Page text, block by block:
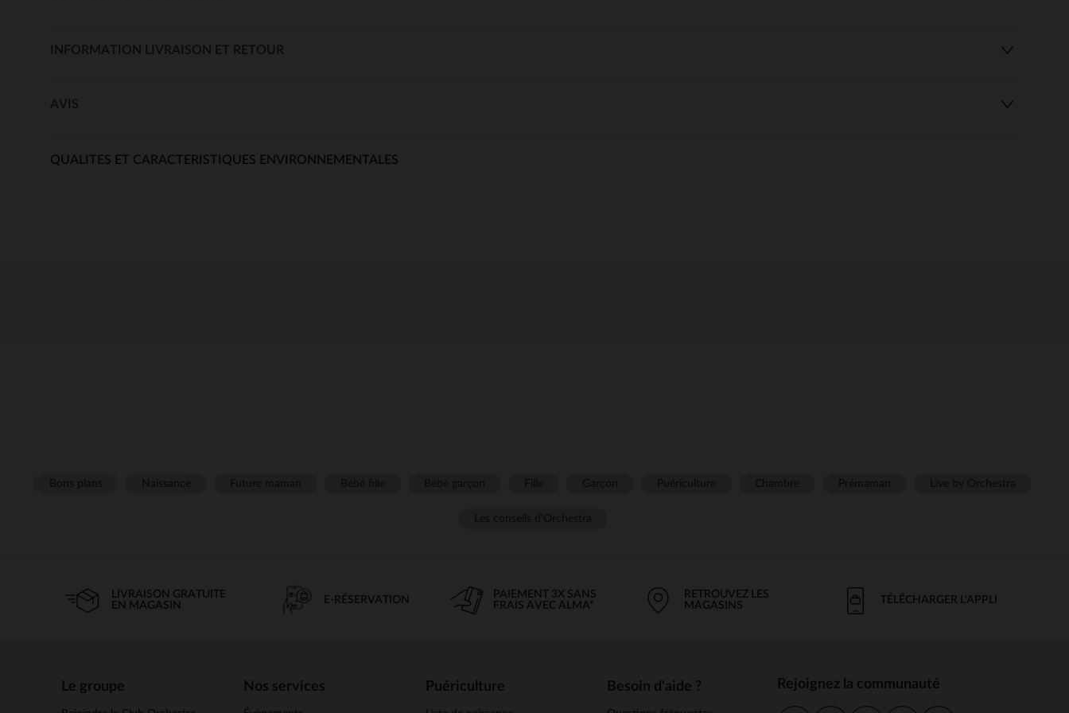
INFORMATION LIVRAISON ET RETOUR
AVIS
QUALITES ET CARACTERISTIQUES ENVIRONNEMENTALES
LIVRAISON GRATUITE
EN MAGASIN
E-RÉSERVATION
PAIEMENT 3X SANS
FRAIS AVEC ALMA*
RETROUVEZ LES
MAGASINS
TÉLÉCHARGER L'APPLI
Le groupe Nos services Puériculture Besoin d'aide ? Rejoignez la communauté